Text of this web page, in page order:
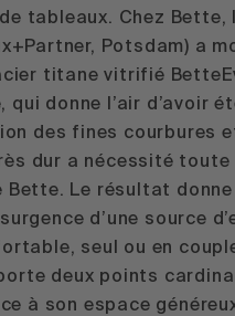
tableaux. Chez Bette,
Potsdam) a
titane vitrifié
donne l’air d’avoir
des fines courbures
dur a nécessité toute
Bette. Le résultat donne
d’une source
seul ou en
deux points
à son espace